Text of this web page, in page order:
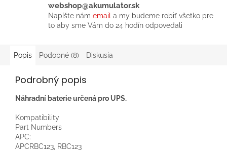
webshop@akumulator.sk
Napíšte nám email a my budeme robiť všetko pre
to aby sme Vám do 24 hodín odpovedali
Popis Podobné (8) Diskusia
Podrobný popis
Náhradní baterie určená pro UPS.
Kompatibility
Part Numbers
APC:
APCRBC123, RBC123